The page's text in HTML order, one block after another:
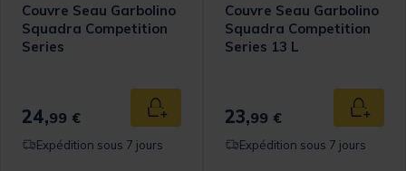
panier
Couvre Seau Garbolino
Squadra Competition
Series
24,99 € Ajouter au panier
Expédition sous 7 jours
Couvre Seau Garbolino
Squadra Competition
Series 13 L
23,99 €
Expédition sous 7 jours